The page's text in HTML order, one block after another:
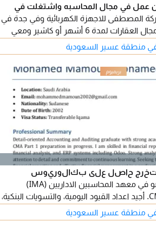
عمل في مجال المحاسبه واشتغلت في
المصطفى للاجهزة الكهربائية وفي جدة في
شركة السليمانية في مجال العقارات لمدة 6 أشهر أو كاشير ومعي
كاشير في سوبر ماركت في الرياض لمدة عام
منطقة عسير السعودية
حاصل على بكالوريوس
محاسبة ومراجعة، عضو في معهد المحاسبين الاداريين (IMA)
ومرشح ل CMA Part 1. أجيد اعداد القيود اليومية، والتسويات البنكية،
وتحليل التكاليف، واعداد الموازنات وتحليل
الانحرافات، ومعايير IFRS، مع اجادة Excel والتعامل مع أنظمة ERP.
منطقة عسير السعودية